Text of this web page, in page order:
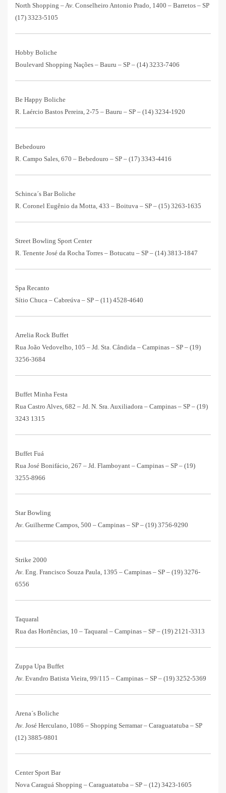
North Shopping – Av. Conselheiro Antonio Prado, 1400 – Barretos – SP
(17) 3323-5105
Hobby Boliche
Boulevard Shopping Nações – Bauru – SP – (14) 3233-7406
Be Happy Boliche
R. Laércio Bastos Pereira, 2-75 – Bauru – SP – (14) 3234-1920
Bebedouro
R. Campo Sales, 670 – Bebedouro – SP – (17) 3343-4416
Schinca´s Bar Boliche
R. Coronel Eugênio da Motta, 433 – Boituva – SP – (15) 3263-1635
Street Bowling Sport Center
R. Tenente José da Rocha Torres – Botucatu – SP – (14) 3813-1847
Spa Recanto
Sítio Chuca – Cabreúva – SP – (11) 4528-4640
Arrelia Rock Buffet
Rua João Vedovelho, 105 – Jd. Sta. Cândida – Campinas – SP – (19)
3256-3684
Buffet Minha Festa
Rua Castro Alves, 682 – Jd. N. Sra. Auxiliadora – Campinas – SP – (19)
3243 1315
Buffet Fuá
Rua José Bonifácio, 267 – Jd. Flamboyant – Campinas – SP – (19)
3255-8966
Star Bowling
Av. Guilherme Campos, 500 – Campinas – SP – (19) 3756-9290
Strike 2000
Av. Eng. Francisco Souza Paula, 1395 – Campinas – SP – (19) 3276-
6556
Taquaral
Rua das Hortências, 10 – Taquaral – Campinas – SP – (19) 2121-3313
Zuppa Upa Buffet
Av. Evandro Batista Vieira, 99/115 – Campinas – SP – (19) 3252-5369
Arena´s Boliche
Av. José Herculano, 1086 – Shopping Serramar – Caraguatatuba – SP
(12) 3885-9801
Center Sport Bar
Nova Caraguá Shopping – Caraguatatuba – SP – (12) 3423-1605